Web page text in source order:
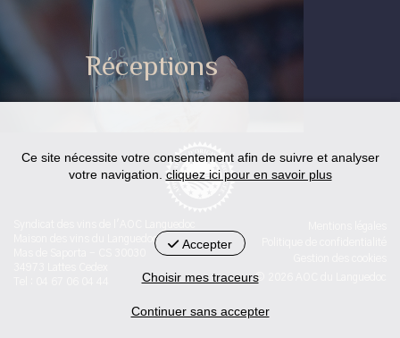
Réceptions
Maison des vins du Languedoc
© 2026 AOC du Languedoc
< id="str-pied-mention">L'abus d’alcool est dangereux pour la
Ce site nécessite votre consentement afin de suivre et analyser
votre navigation. cliquez ici pour en savoir plus
Accepter
Choisir mes traceurs
Continuer sans accepter